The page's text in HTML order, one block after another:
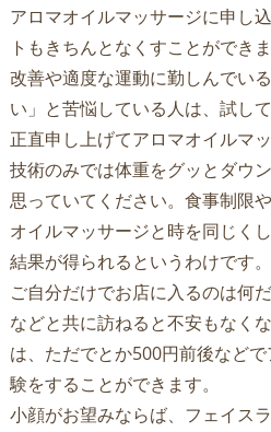
アロマオイルマッサージに申し
トもきちんとなくすことができ
改善や適度な運動に勤しんでい
い」と苦悩している人は、試し
正直申し上げてアロマオイルマ
技術のみでは体重をグッとダウ
思っていてください。食事制限
オイルマッサージと時を同じく
結果が得られるというわけです。
ご自分だけでお店に入るのは何
などと共に訪ねると不安もなく
は、ただでとか500円前後など
験をすることができます。
小顔がお望みならば、フェイス